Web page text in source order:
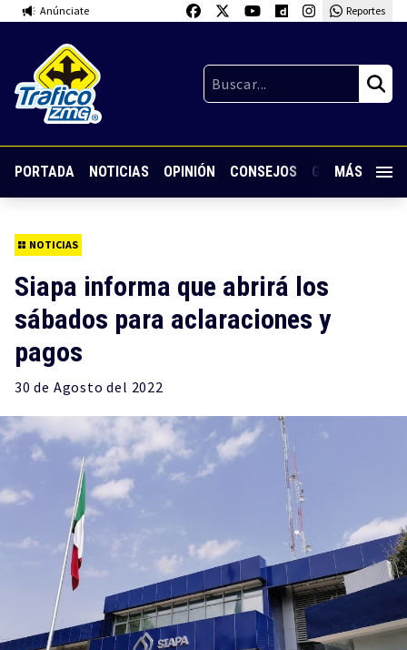
Anúnciate Reportes
PORTADA NOTICIAS OPINIÓN CONSEJOS GUARDIA
MÁS
NOTICIAS
Siapa informa que abrirá los
sábados para aclaraciones y
pagos
30 de Agosto del 2022